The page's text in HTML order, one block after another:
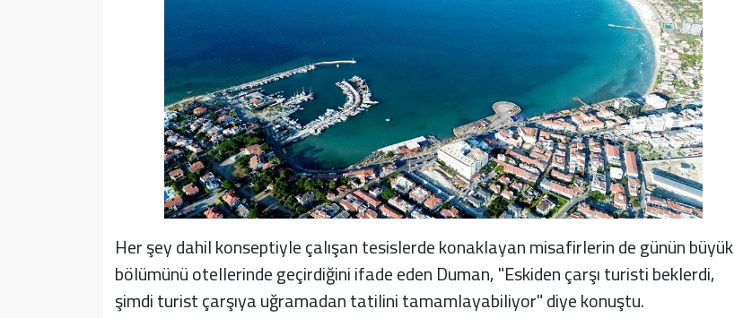
Her şey dahil konseptiyle çalışan tesislerde konaklayan misafirlerin de günün büyük
bölümünü otellerinde geçirdiğini ifade eden Duman, "Eskiden çarşı turisti beklerdi,
şimdi turist çarşıya uğramadan tatilini tamamlayabiliyor" diye konuştu.